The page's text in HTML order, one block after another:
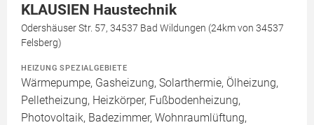
KLAUSIEN Haustechnik
Odershäuser Str. 57, 34537 Bad Wildungen (24km von 34537
Felsberg)
HEIZUNG SPEZIALGEBIETE
Wärmepumpe, Gasheizung, Solarthermie, Ölheizung,
Pelletheizung, Heizkörper, Fußbodenheizung,
Photovoltaik, Badezimmer, Wohnraumlüftung,